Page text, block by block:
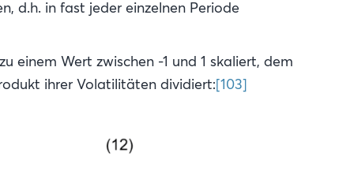
d.h. in fast jeder einzelnen Periode
einem Wert zwischen -1 und 1 skaliert, dem
ihrer Volatilitäten dividiert:[103]